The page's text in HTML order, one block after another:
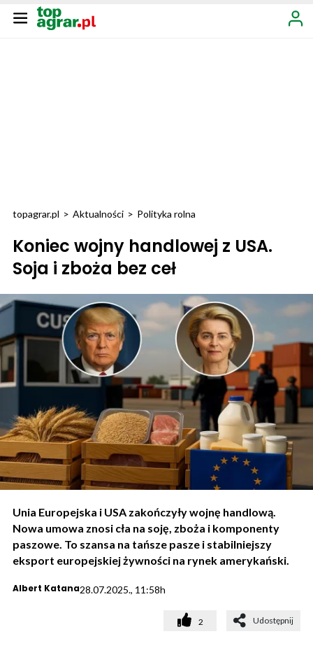
topagrar.pl > Aktualności > Polityka rolna
Koniec wojny handlowej z USA.
Soja i zboża bez ceł
Unia Europejska i USA zakończyły wojnę handlową.
Nowa umowa znosi cła na soję, zboża i komponenty
paszowe. To szansa na tańsze pasze i stabilniejszy
eksport europejskiej żywności na rynek amerykański.
Albert Katana28.07.2025., 11:58h
2 Udostępnij